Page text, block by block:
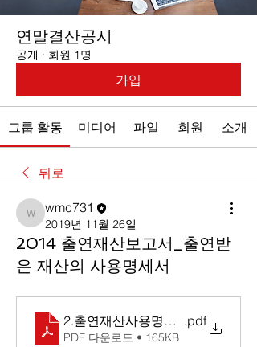
연말결산공시
공개 · 회원 1명
가입
그룹 활동 미디어 파일 회원 소개
뒤로
wmc731
wmc731
2019년 11월 26일
2014 출연재산보고서_출연받
은 재산의 사용명세서
2.출연재산사용명세서.pdf
PDF 다운로드 • 165KB